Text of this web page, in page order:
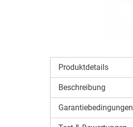
Produktdetails
Beschreibung
Garantiebedingungen